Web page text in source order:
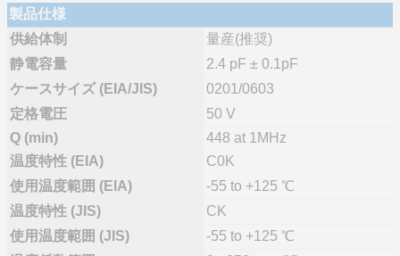
製品仕様
供給体制
量産(推奨)
静電容量
2.4 pF ± 0.1pF
ケースサイズ (EIA/JIS)
0201/0603
定格電圧
50 V
Q (min)
448 at 1MHz
温度特性 (EIA)
C0K
使用温度範囲 (EIA)
-55 to +125 ℃
温度特性 (JIS)
CK
使用温度範囲 (JIS)
-55 to +125 ℃